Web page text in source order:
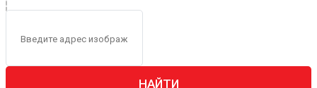
НАЙТИ